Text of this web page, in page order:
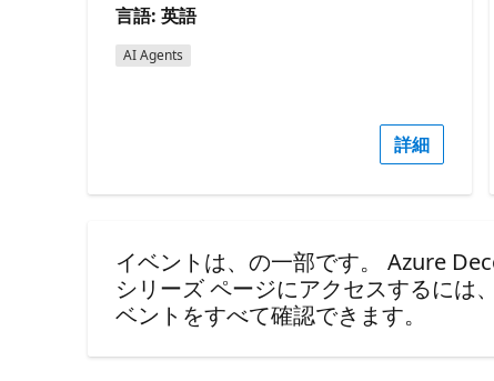
言語: 英語
AI Agents
詳細
イベントは、の一部です。 Azure
シリーズ ページにアクセスするには、
ベントをすべて確認できます。